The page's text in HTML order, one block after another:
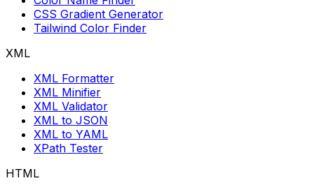
CSS Gradient Generator
Tailwind Color Finder
XML
XML Formatter
XML Minifier
XML Validator
XML to JSON
XML to YAML
XPath Tester
HTML